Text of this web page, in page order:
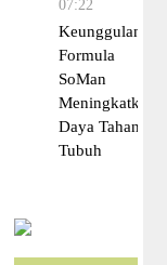
07:22
Keunggulan
Formula
SoMan
Meningkatkan
Daya Tahan
Tubuh